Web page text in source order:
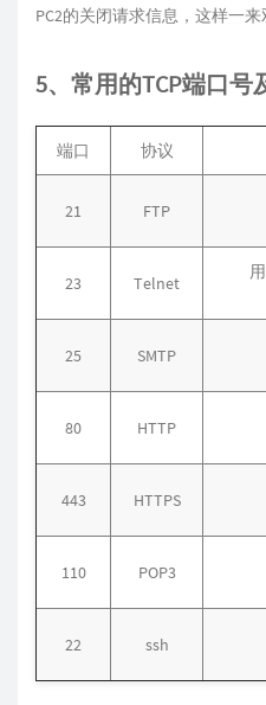
PC2的关闭请求信息，这样一
5、常用的TCP端口号
端口 协议
21 FTP
23 Telnet
25 SMTP
80 HTTP
443 HTTPS
110 POP3
22 ssh